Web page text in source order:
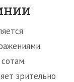
зрительно